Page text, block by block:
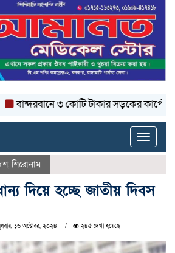
বান্দরবানে ৩ কোটি টাকার সড়কের কার্পেটিং উঠে
Toggle
,শিরোনাম
দিয়ে হচ্ছে জাতীয় দিবস
১৬ অক্টোবর, ২০২৪ ২৪৫ দেখা হয়েছে